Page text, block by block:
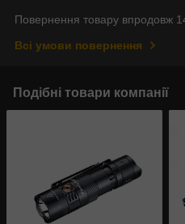
Повернення товару впродовж
Всі умови повернення
Подібні товари компанії